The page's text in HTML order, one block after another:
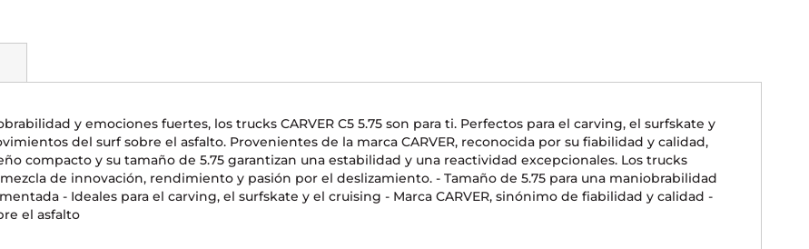
y emociones fuertes, los trucks CARVER C5 5.75 son para ti. Perfectos para el carving, el surfskate y
del surf sobre el asfalto. Provenientes de la marca CARVER, reconocida por su fiabilidad y calidad,
compacto y su tamaño de 5.75 garantizan una estabilidad y una reactividad excepcionales. Los trucks
mezcla de innovación, rendimiento y pasión por el deslizamiento. - Tamaño de 5.75 para una maniobrabilidad
- Ideales para el carving, el surfskate y el cruising - Marca CARVER, sinónimo de fiabilidad y calidad -
el asfalto